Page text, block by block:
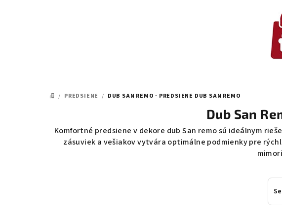
DOMOV
/ PREDSIENE / DUB SAN REMO · PREDSIENE DUB SAN REMO
Dub San
Komfortné predsiene v dekore dub San remo sú ideálnym
zásuviek a vešiakov vytvára optimálne podmienky pre